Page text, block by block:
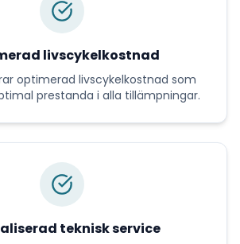
livscykelkostnad
optimerad livscykelkostnad som
prestanda i alla tillämpningar.
teknisk service